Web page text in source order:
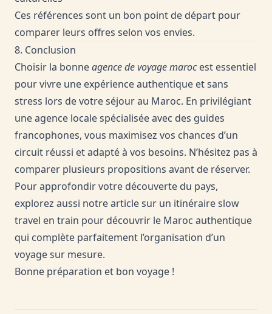
Ces références sont un bon point de départ pour
comparer leurs offres selon vos envies.
8. Conclusion
Choisir la bonneagence de voyage marocest essentiel
pour vivre une expérience authentique et sans
stress lors de votre séjour au Maroc. En privilégiant
une agence locale spécialisée avec des guides
francophones, vous maximisez vos chances d’un
circuit réussi et adapté à vos besoins. N’hésitez pas à
comparer plusieurs propositions avant de réserver.
Pour approfondir votre découverte du pays,
explorez aussi notre article sur un itinéraire slow
travel en train pour découvrir le Maroc authentique
qui complète parfaitement l’organisation d’un
voyage sur mesure.
Bonne préparation et bon voyage !